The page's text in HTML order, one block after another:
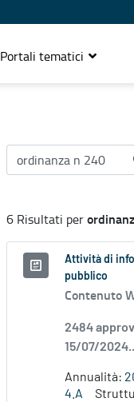
Portali tematici
6 Risultati per
Attività di
pubblico
Contenuto
2484
15/07/
Annualità:
4.A